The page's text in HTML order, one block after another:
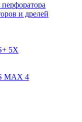
и дрелей
5X
MAX 4